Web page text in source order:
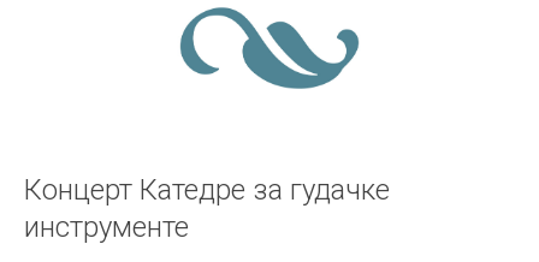
Концерт Катедре за гудачке
инструменте